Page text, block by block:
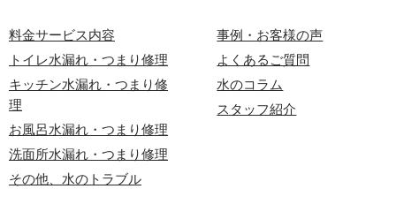
料金サービス内容
トイレ水漏れ・つまり修理
キッチン水漏れ・つまり修
理
お風呂水漏れ・つまり修理
洗面所水漏れ・つまり修理
その他、水のトラブル
事例・お客様の声
よくあるご質問
水のコラム
スタッフ紹介